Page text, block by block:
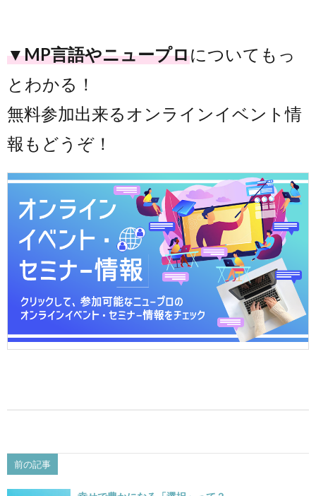
▼MP言語やニュープロについてもっ
とわかる！
無料参加出来るオンラインイベント情
報もどうぞ！
前の記事